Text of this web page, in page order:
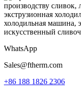
WhatsApp
Sales@ftherm.com
+86 188 1826 2306